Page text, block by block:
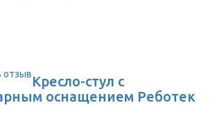
отзывКресло-стул с
оснащением Реботек